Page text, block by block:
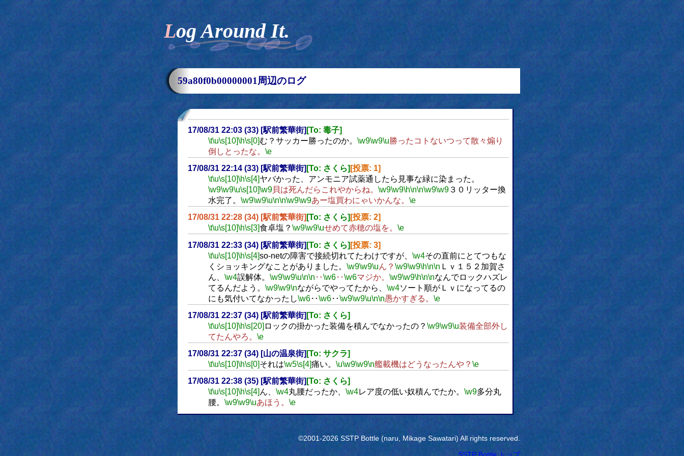
Log Around It.
59a80f0b00000001周辺のログ
17/08/31 22:03 (33) [駅前繁華街] [To: 毒子]
\t\u\s[10]\h\s[0]む？サッカー勝ったのか。 \w9\w9\u勝ったコトないつって散々煽り
倒しとったな。 \e
17/08/31 22:14 (33) [駅前繁華街] [To: さくら] [投票: 1]
\t\u\s[10]\h\s[4]ヤバかった、アンモニア試薬通したら見事な緑に染まった。
\w9\w9\u\s[10]\w9貝は死んだらこれやからね。 \w9\w9\h\n\n\w9\w9３０リッター換
水完了。 \w9\w9\u\n\n\w9\w9あー塩買わにゃいかんな。 \e
17/08/31 22:28 (34) [駅前繁華街] [To: さくら] [投票: 2]
\t\u\s[10]\h\s[3]食卓塩？ \w9\w9\uせめて赤穂の塩を。 \e
17/08/31 22:33 (34) [駅前繁華街] [To: さくら] [投票: 3]
\t\u\s[10]\h\s[4]so-netの障害で接続切れてたわけですが、 \w4その直前にとてつもな
くショッキングなことがありました。 \w9\w9\uん？ \w9\w9\h\n\n Ｌｖ１５２加賀さ
ん、 \w4誤解体。 \w9\w9\u\n\n ‥\w6‥\w6マジか。 \w9\w9\h\n\nなんでロックハズレ
てるんだよう。 \w9\w9\nながらでやってたから、 \w4ソート順がＬｖになってるの
にも気付いてなかったし\w6‥\w6‥\w9\w9\u\n\n愚かすぎる。 \e
17/08/31 22:37 (34) [駅前繁華街] [To: さくら]
\t\u\s[10]\h\s[20] ロックの掛かった装備を積んでなかったの？ \w9\w9\u装備全部外し
てたんやろ。 \e
17/08/31 22:37 (34) [山の温泉街] [To: サクラ]
\t\u\s[10]\h\s[0]それは\w5\s[4]痛い。 \u\w9\w9\n艦載機はどうなったんや？ \e
17/08/31 22:38 (35) [駅前繁華街] [To: さくら]
\t\u\s[10]\h\s[4] ん、 \w4丸腰だったか、 \w4レア度の低い奴積んでたか。 \w9多分丸
腰。 \w9\w9\uあほう。 \e
©2001-2026 SSTP Bottle (naru, Mikage Sawatari) All rights reserved.
SSTP Bottle トップ